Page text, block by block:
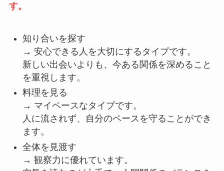
す。
知り合いを探す
→ 安心できる人を大切にするタイプです。
新しい出会いよりも、今ある関係を深めること
を重視します。
料理を見る
→ マイペースなタイプです。
人に流されず、自分のペースを守ることができ
ます。
全体を見渡す
→ 観察力に優れています。